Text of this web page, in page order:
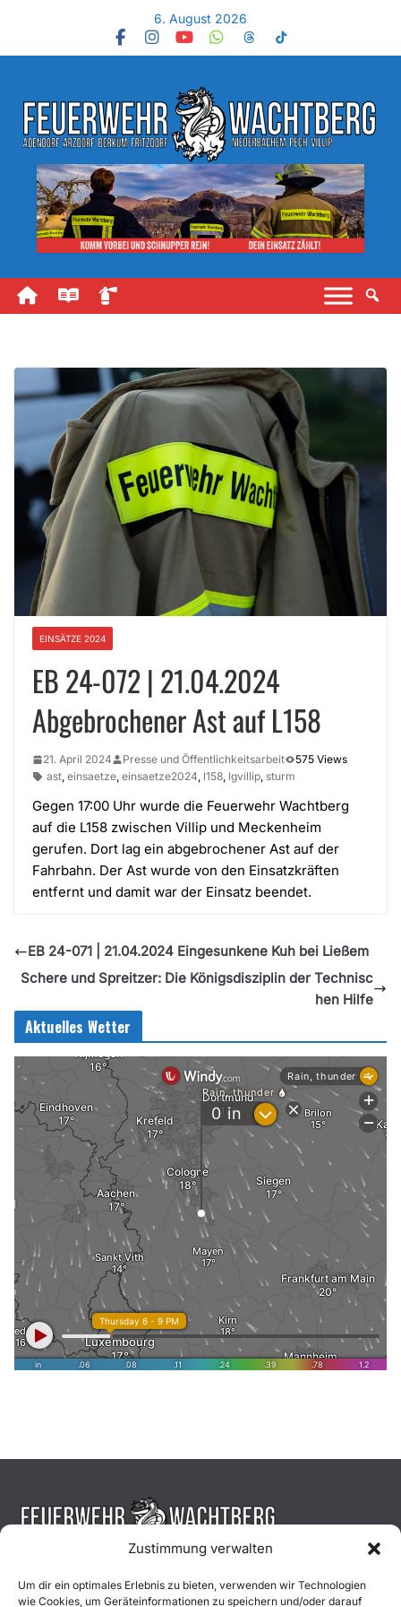
Zustimmung verwalten
Um dir ein optimales Erlebnis zu bieten, verwenden wir Technologien
wie Cookies, um Geräteinformationen zu speichern und/oder darauf
6. August 2026
EINSÄTZE 2024
EB 24-072 | 21.04.2024
Abgebrochener Ast auf L158
21. April 2024 Presse und Öffentlichkeitsarbeit
575 Views
ast, einsaetze, einsaetze2024, l158, lgvillip, sturm
Gegen 17:00 Uhr wurde die Feuerwehr Wachtberg
auf die L158 zwischen Villip und Meckenheim
gerufen. Dort lag ein abgebrochener Ast auf der
Fahrbahn. Der Ast wurde von den Einsatzkräften
entfernt und damit war der Einsatz beendet.
EB 24-071 | 21.04.2024 Eingesunkene Kuh bei Ließem
Schere und Spreitzer: Die Königsdisziplin der Technisc
hen Hilfe
Aktuelles Wetter
Aktuelles